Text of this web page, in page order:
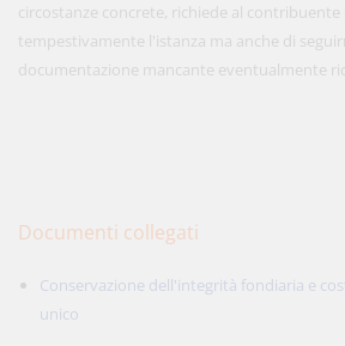
circostanze concrete, richiede al
tempestivamente l'istanza ma anche di
documentazione mancante eventualmente
Documenti collegati
Conservazione dell'integrità fondiaria e
unico